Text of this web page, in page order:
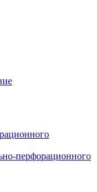
перфорационного